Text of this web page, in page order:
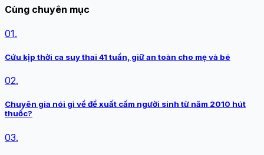
Cùng chuyên mục
01.
Cứu kịp thời ca suy thai 41 tuần, giữ an toàn cho mẹ và bé
02.
Chuyên gia nói gì về đề xuất cấm người sinh từ năm 2010 hút
thuốc?
03.